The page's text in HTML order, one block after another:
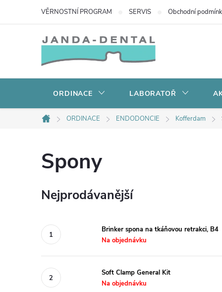
VĚRNOSTNÍ PROGRAM SERVIS Obchodní
ORDINACE LABORATOŘ
Domů
ORDINACE ENDODONCIE Kofferdam
Spony
Nejprodávanější
Brinker spona na tkáňovou retrakci, B4
Na objednávku
Soft Clamp General Kit
Na objednávku